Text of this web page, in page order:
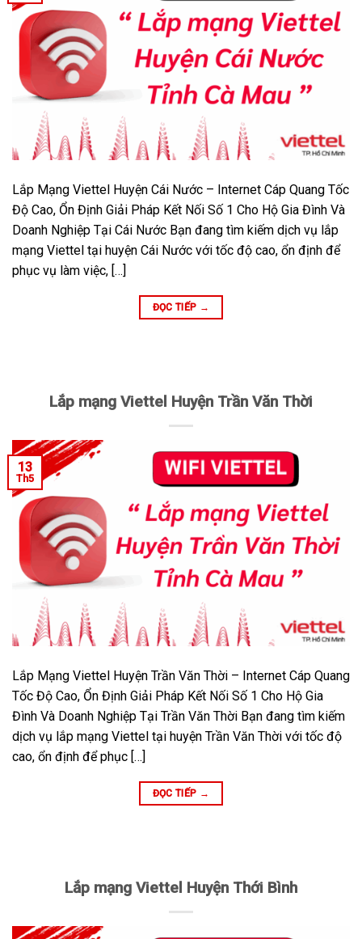
Lắp Mạng Viettel Huyện Cái Nước – Internet Cáp Quang Tốc
Độ Cao, Ổn Định Giải Pháp Kết Nối Số 1 Cho Hộ Gia Đình Và
Doanh Nghiệp Tại Cái Nước Bạn đang tìm kiếm dịch vụ lắp
mạng Viettel tại huyện Cái Nước với tốc độ cao, ổn định để
phục vụ làm việc, […]
ĐỌC TIẾP →
Lắp mạng Viettel Huyện Trần Văn Thời
13
Th5
Lắp Mạng Viettel Huyện Trần Văn Thời – Internet Cáp Quang
Tốc Độ Cao, Ổn Định Giải Pháp Kết Nối Số 1 Cho Hộ Gia
Đình Và Doanh Nghiệp Tại Trần Văn Thời Bạn đang tìm kiếm
dịch vụ lắp mạng Viettel tại huyện Trần Văn Thời với tốc độ
cao, ổn định để phục […]
ĐỌC TIẾP →
Lắp mạng Viettel Huyện Thới Bình